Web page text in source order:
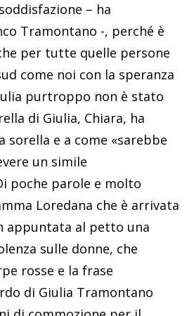
– ha
Tramontano -, perché è
per tutte quelle persone
come noi con la speranza
purtroppo non è stato
di Giulia, Chiara, ha
sorella e a come «sarebbe
un simile
poche parole e molto
Loredana che è arrivata
appuntata al petto una
sulle donne, che
rosse e la frase
di Giulia Tramontano